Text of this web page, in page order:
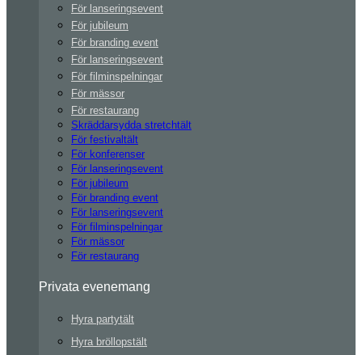
För lanseringsevent
För jubileum
För branding event
För lanseringsevent
För filminspelningar
För mässor
För restaurang
Skräddarsydda stretchtält
För festivaltält
För konferenser
För lanseringsevent
För jubileum
För branding event
För lanseringsevent
För filminspelningar
För mässor
För restaurang
Privata evenemang
Hyra partytält
Hyra bröllopstält